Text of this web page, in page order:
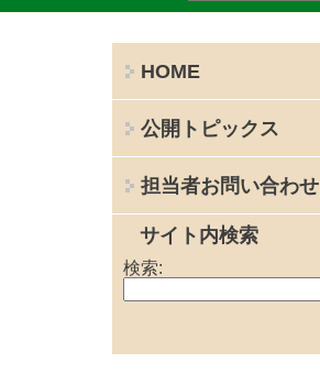
HOME
公開トピックス
担当者お問い合わせ
サイト内検索
検索: